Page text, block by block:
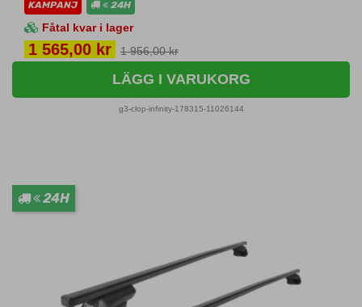
KAMPANJ 24H
Fåtal kvar i lager
Pris
1 565,00 kr 1 956,00 kr
LÄGG I VARUKORG
g3-clop-infinity-178315-11026144
24H